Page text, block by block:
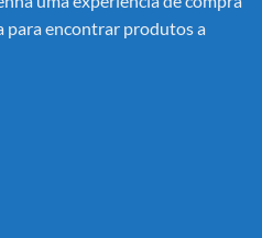
para encontrar produtos a